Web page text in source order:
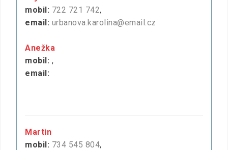
mobil: 722 721 742,
email: urbanova.karolina@email.cz
Anežka
mobil: ,
email:
Martin
mobil: 734 545 804,